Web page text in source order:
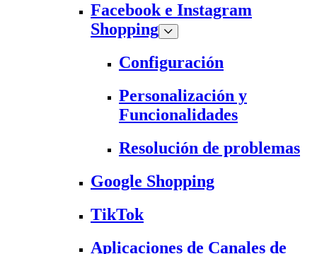
Facebook e Instagram
Shopping
Configuración
Personalización y
Funcionalidades
Resolución de problemas
Google Shopping
TikTok
Aplicaciones de Canales de